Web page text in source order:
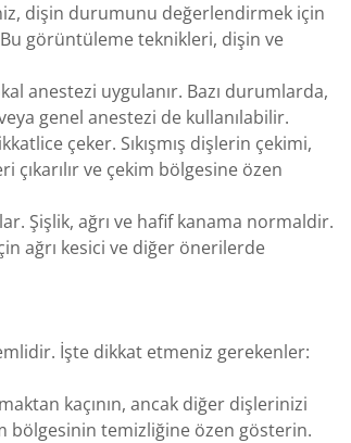
dişin durumunu değerlendirmek için
görüntüleme teknikleri, dişin ve
anestezi uygulanır. Bazı durumlarda,
genel anestezi de kullanılabilir.
çeker. Sıkışmış dişlerin çekimi,
ve çekim bölgesine özen
Şişlik, ağrı ve hafif kanama normaldir.
ağrı kesici ve diğer önerilerde
İşte dikkat etmeniz gerekenler:
kaçının, ancak diğer dişlerinizi
bölgesinin temizliğine özen gösterin.